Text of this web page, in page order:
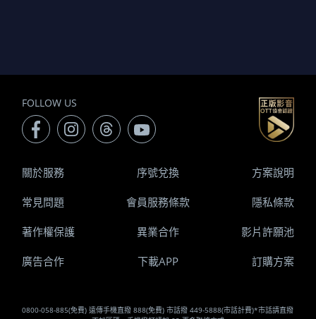
FOLLOW US
0800-058-885(免費) 遠傳手機直撥 888(免費) 市話撥 449-5888(市話計費)*市話請直撥
關於服務 序號兌換 方案說明
常見問題 會員服務條款 隱私條款
著作權保護 異業合作 影片許願池
廣告合作 下載APP 訂購方案